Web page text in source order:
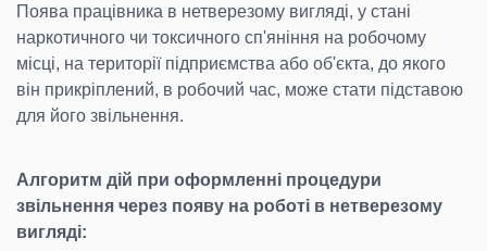
Поява працівника в нетверезому вигляді, у стані
наркотичного чи токсичного сп'яніння на робочому
місці, на території підприємства або об'єкта, до якого
він прикріплений, в робочий час, може стати підставою
для його звільнення.
Алгоритм дій при оформленні процедури
звільнення через появу на роботі в нетверезому
вигляді: